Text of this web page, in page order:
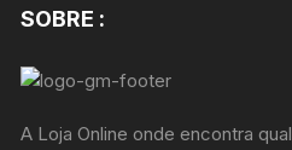
SOBRE :
A Loja Online onde encontra